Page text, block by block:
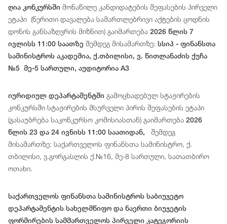
ღია კონკურსში მონაწილე კანდიდატების შეფასების პირველი
ეტაპი (წერითი დავალება სამართლებრივი აქტების ცოდნის
დონის განსაზღვრის მიზნით) გაიმართება 2026 წლის 7
ივლისს 11:00 საათზე შემდეგ მისამართზე: სსიპ - ფინანსთა
სამინისტროს აკადემია, ქ.თბილისი, ვ. წითლანაძის ქუჩა
№5 მე-5 სართული, აუდიტორია A3
იურიდიულ დეპარტამენტში გამოცხადებულ სტაჟირების
კონკურსში სტაჟირების მსურველი პირის შეფასების ეტაპი
(გასაუბრება საკონკურსო კომისიასთან) გაიმართება 2026
წლის 23 და 24 ივნისს 11:00 საათიდან,
შემდეგ
მისამართზე: საქართველოს ფინანსთა სამინისტრო, ქ.
თბილისი, ვ.გორგასლის ქ.№16, მე-8 სართული, სათათბირო
ოთახი.
საქართველოს ფინანსთა სამინისტროს საბიუჯეტო
დეპარტამენტის სახელმწიფო და ნაერთი ბიუჯეტის
ფორმირების სამმართველოს პირველი კატეგორიის